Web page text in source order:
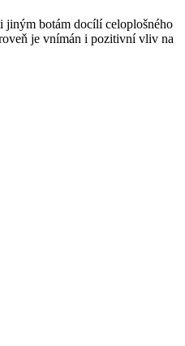
jiným botám docílí celoplošného
je vnímán i pozitivní vliv na